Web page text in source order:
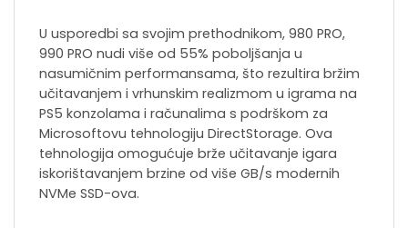
U usporedbi sa svojim prethodnikom, 980 PRO,
990 PRO nudi više od 55% poboljšanja u
nasumičnim performansama, što rezultira bržim
učitavanjem i vrhunskim realizmom u igrama na
PS5 konzolama i računalima s podrškom za
Microsoftovu tehnologiju DirectStorage. Ova
tehnologija omogućuje brže učitavanje igara
iskorištavanjem brzine od više GB/s modernih
NVMe SSD-ova.